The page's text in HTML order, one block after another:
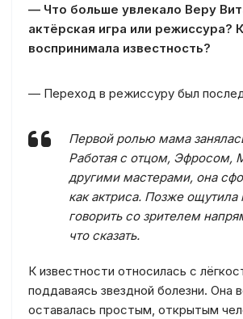
— Что больше увлекало Веру
актёрская игра или режиссура?
воспринимала известность?
— Переход в режиссуру был
Первой ролью мама
Работая с отцом, Эфросом,
другими мастерами, она
как актриса. Позже ощутила
говорить со зрителем
что сказать.
К известности относилась с
поддаваясь звездной болезни. Она
оставалась простым, открытым